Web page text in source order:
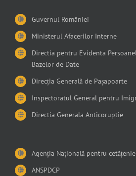
Guvernul României
Ministerul Afacerilor Interne
Directia pentru Evidenta
Bazelor de Date
Direcția Generală de Pașapoarte
Inspectoratul General pentru
Directia Generala Anticoruptie
Agenția Națională pentru cetățenie
ANSPDCP